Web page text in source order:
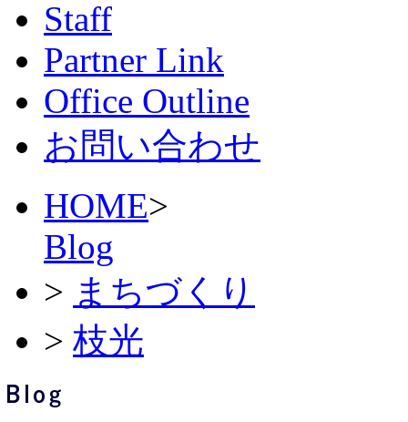
Staff
Partner Link
Office Outline
お問い合わせ
HOME>
Blog
> まちづくり
> 枝光